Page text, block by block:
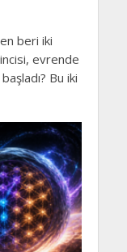
beri iki
evrende
Bu iki